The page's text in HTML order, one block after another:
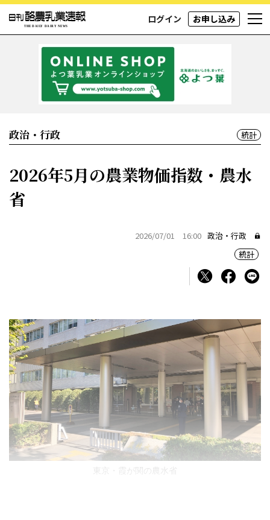
ログイン お申し込み
政治・行政 統計
2026年5月の農業物価指数・農水
省
2026/07/01 16:00 政治・行政
統計
東京・霞が関の農水省